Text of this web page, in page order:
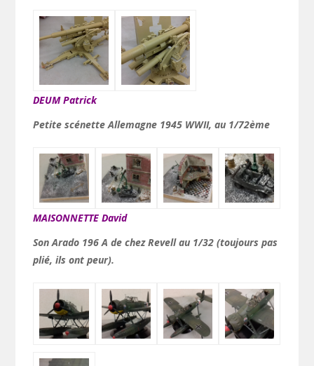
DEUM Patrick
Petite scénette Allemagne 1945 WWII, au 1/72ème
MAISONNETTE David
Son Arado 196 A de chez Revell au 1/32 (toujours pas
plié, ils ont peur).